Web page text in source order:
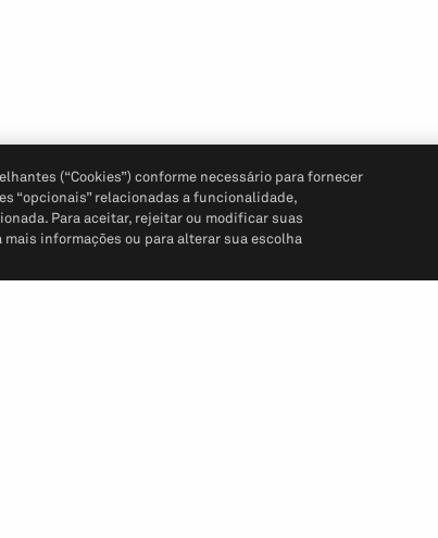
(“Cookies”) conforme necessário para fornecer
“opcionais” relacionadas a funcionalidade,
Para aceitar, rejeitar ou modificar suas
informações ou para alterar sua escolha